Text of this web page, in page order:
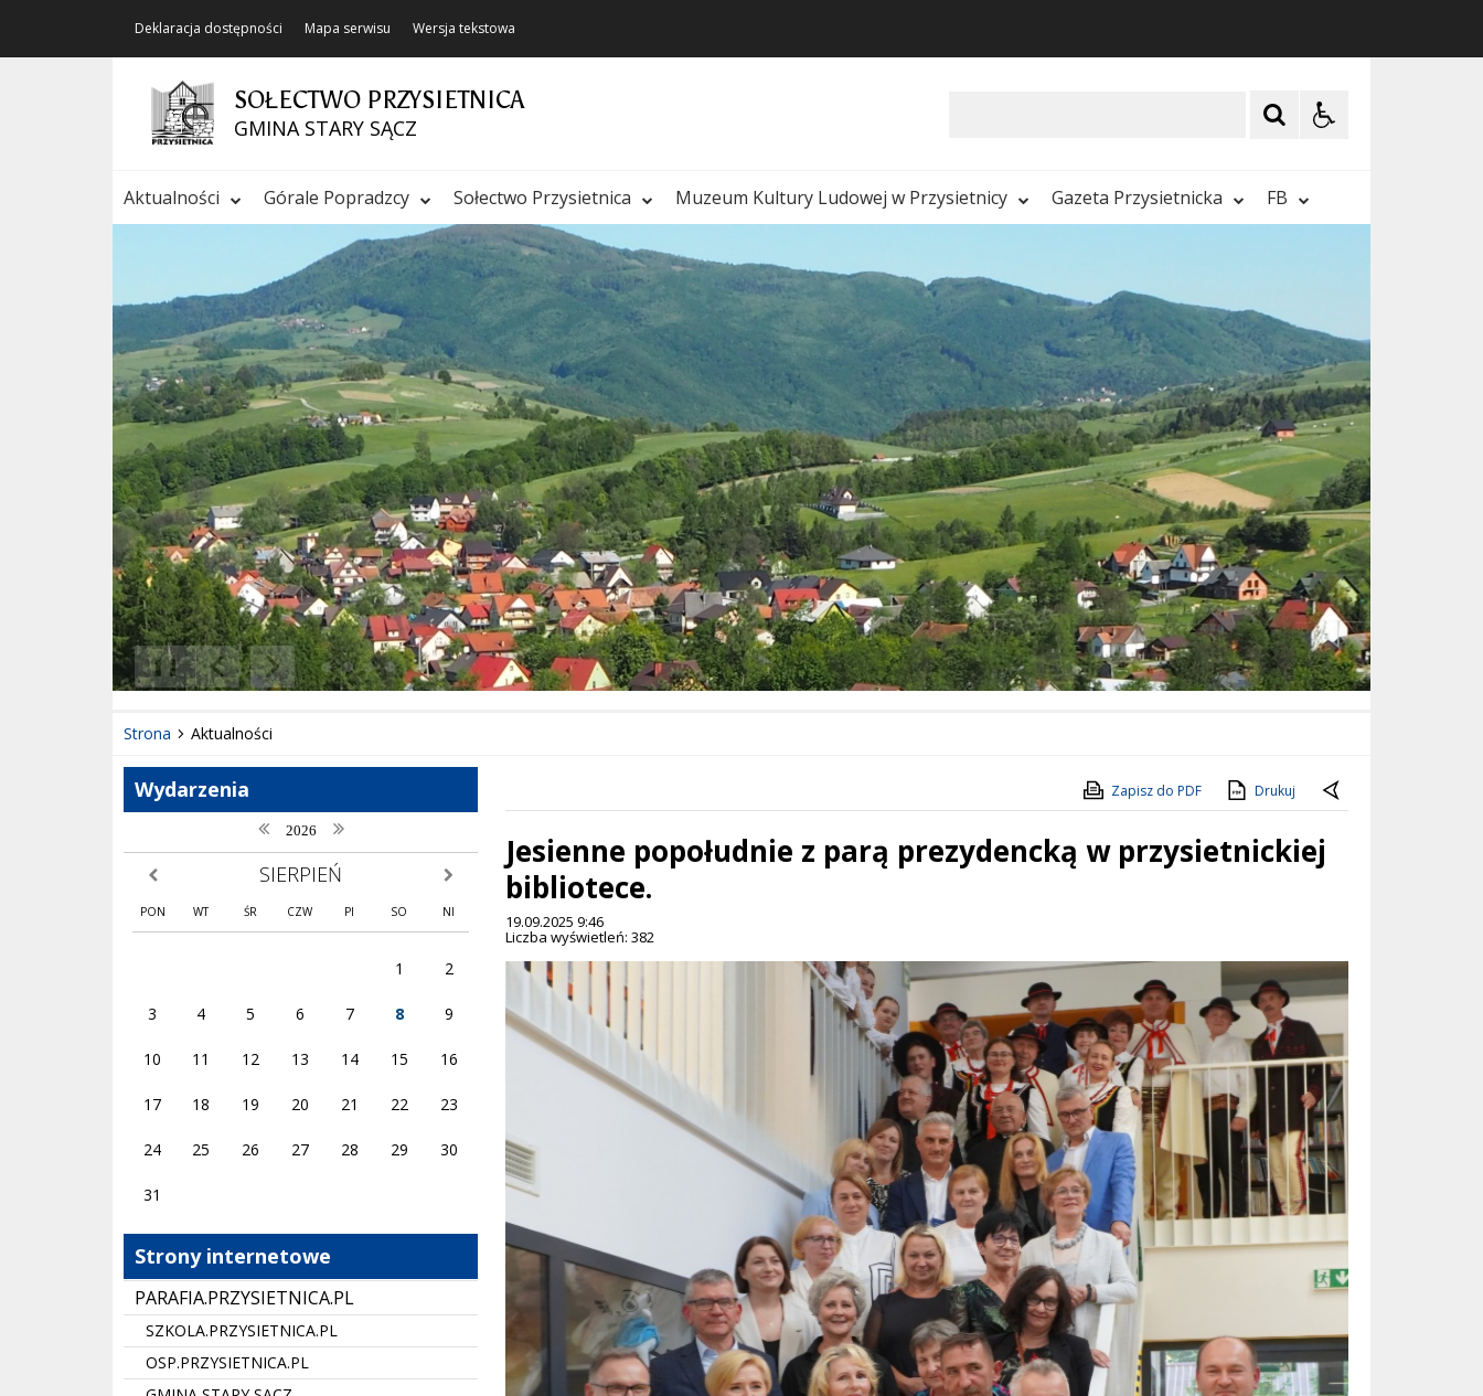
Deklaracja dostępności Mapa serwisu Wersja tekstowa
SOŁECTWO PRZYSIETNICA
GMINA STARY SĄCZ
Aktualności Górale Popradzcy Sołectwo Przysietnica Muzeum Kultury Ludowej w Przysietnicy Gazeta Przysietnicka FB
Poprzedni Element
Następny Element
❚❚
Strona Aktualności
Wydarzenia
poprzedni rok
2026 następny rok
poprzedni miesiąc SIERPIEŃ następny miesiąc
PON WT ŚR CZW PI SO NI
1 2
3 4 5 6 7 8 9
10 11 12 13 14 15 16
17 18 19 20 21 22 23
24 25 26 27 28 29 30
31
Strony internetowe
PARAFIA.PRZYSIETNICA.PL
SZKOLA.PRZYSIETNICA.PL
OSP.PRZYSIETNICA.PL
Zapisz do PDF Drukuj
Jesienne popołudnie z parą prezydencką w przysietnickiej
bibliotece.
19.09.2025 9:46
Liczba wyświetleń: 382